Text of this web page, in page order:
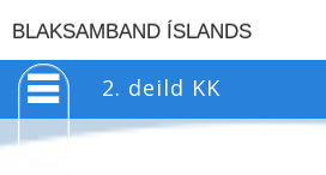
BLAKSAMBAND ÍSLANDS
2. deild KK